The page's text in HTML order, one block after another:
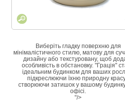
Виберіть гладку поверхню для
мінімалістичного стилю, матову для
дизайну або текстуровану, щоб
особливість в обстановку. "Грація"
ідеальним будинком для ваших
підкреслюючи їхню природну красу
створюючи затишок у вашому
офісі.
"/>